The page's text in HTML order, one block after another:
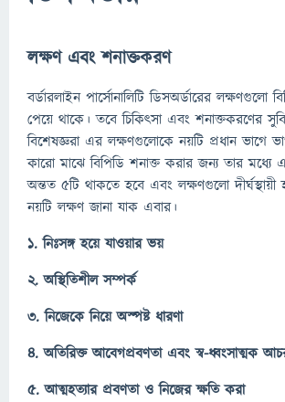
লক্ষণ এবং শনাক্তকরণ
বর্ডারলাইন পার্সোনালিটি ডিসঅর্ডারের লক্ষণগুলো
পেয়ে থাকে। তবে চিকিৎসা এবং শনাক্তকরণের
বিশেষজ্ঞরা এর লক্ষণগুলোকে নয়টি প্রধান ভাগে
কারো মাঝে বিপিডি শনাক্ত করার জন্য তার মধ্যে
অন্তত ৫টি থাকতে হবে এবং লক্ষণগুলো
নয়টি লক্ষণ জানা যাক এবার।
১. নিঃসঙ্গ হয়ে যাওয়ার ভয়
২. অস্থিতিশীল সম্পর্ক
৩.নিজেকে নিয়ে অস্পষ্ট ধারণা
৪. অতিরিক্ত আবেগপ্রবণতা এবং স্ব-ধ্বংসাত্মক
৫. আত্মহত্যার প্রবণতা ও নিজের ক্ষতি করা